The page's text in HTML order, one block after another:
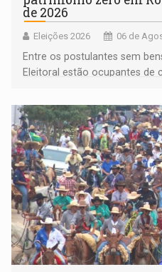
de 2026
Eleições 2026 06 de
Entre os postulantes sem
Eleitoral estão ocupantes de
Pedro Geovar (PP) e a vice-
(NOVO)